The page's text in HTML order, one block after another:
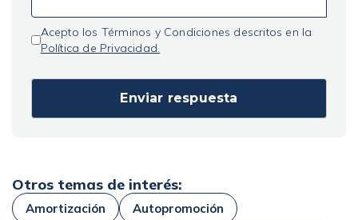
Acepto los Términos y Condiciones descritos en la
Política de Privacidad.
Otros temas de interés:
Amortización Autopromoción